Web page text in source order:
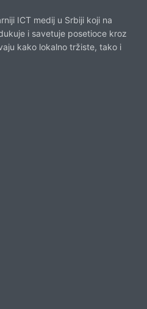
ICT medij u Srbiji koji na
i savetuje posetioce kroz
kako lokalno tržiste, tako i